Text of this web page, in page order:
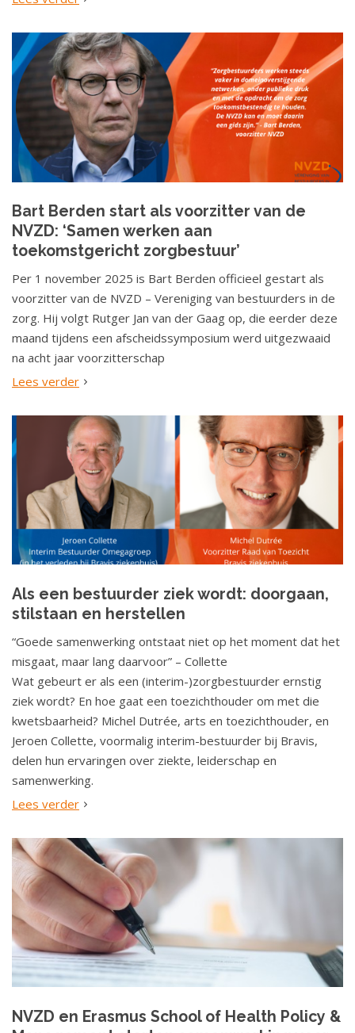
Bart Berden start als voorzitter van de
NVZD: ‘Samen werken aan
toekomstgericht zorgbestuur’
Per 1 november 2025 is Bart Berden officieel gestart als
voorzitter van de NVZD – Vereniging van bestuurders in de
zorg. Hij volgt Rutger Jan van der Gaag op, die eerder deze
maand tijdens een afscheidssymposium werd uitgezwaaid
na acht jaar voorzitterschap
Lees verder
Als een bestuurder ziek wordt: doorgaan,
stilstaan en herstellen
“Goede samenwerking ontstaat niet op het moment dat het
misgaat, maar lang daarvoor” – Collette
Wat gebeurt er als een (interim-)zorgbestuurder ernstig
ziek wordt? En hoe gaat een toezichthouder om met die
kwetsbaarheid? Michel Dutrée, arts en toezichthouder, en
Jeroen Collette, voormalig interim-bestuurder bij Bravis,
delen hun ervaringen over ziekte, leiderschap en
samenwerking.
Lees verder
NVZD en Erasmus School of Health Policy &